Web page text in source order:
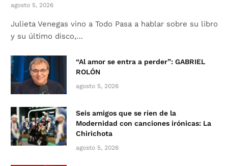
agosto 5, 2026
Julieta Venegas vino a Todo Pasa a hablar sobre su libro
y su último disco,…
“Al amor se entra a perder”: GABRIEL
ROLÓN
agosto 5, 2026
Seis amigos que se ríen de la
Modernidad con canciones irónicas: La
Chirichota
agosto 5, 2026